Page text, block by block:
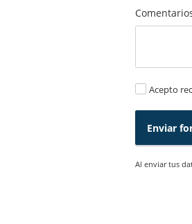
Acepto
Enviar
Al enviar tus